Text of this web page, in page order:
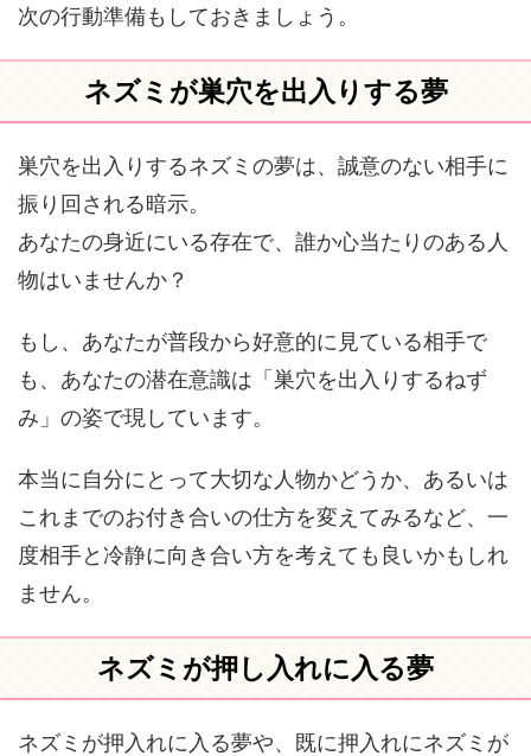
次の行動準備もしておきましょう。
ネズミが巣穴を出入りする夢
巣穴を出入りするネズミの夢は、誠意のない相手に
振り回される暗示。
あなたの身近にいる存在で、誰か心当たりのある人
物はいませんか？
もし、あなたが普段から好意的に見ている相手で
も、あなたの潜在意識は「巣穴を出入りするねず
み」の姿で現しています。
本当に自分にとって大切な人物かどうか、あるいは
これまでのお付き合いの仕方を変えてみるなど、一
度相手と冷静に向き合い方を考えても良いかもしれ
ません。
ネズミが押し入れに入る夢
ネズミが押入れに入る夢や、既に押入れにネズミが